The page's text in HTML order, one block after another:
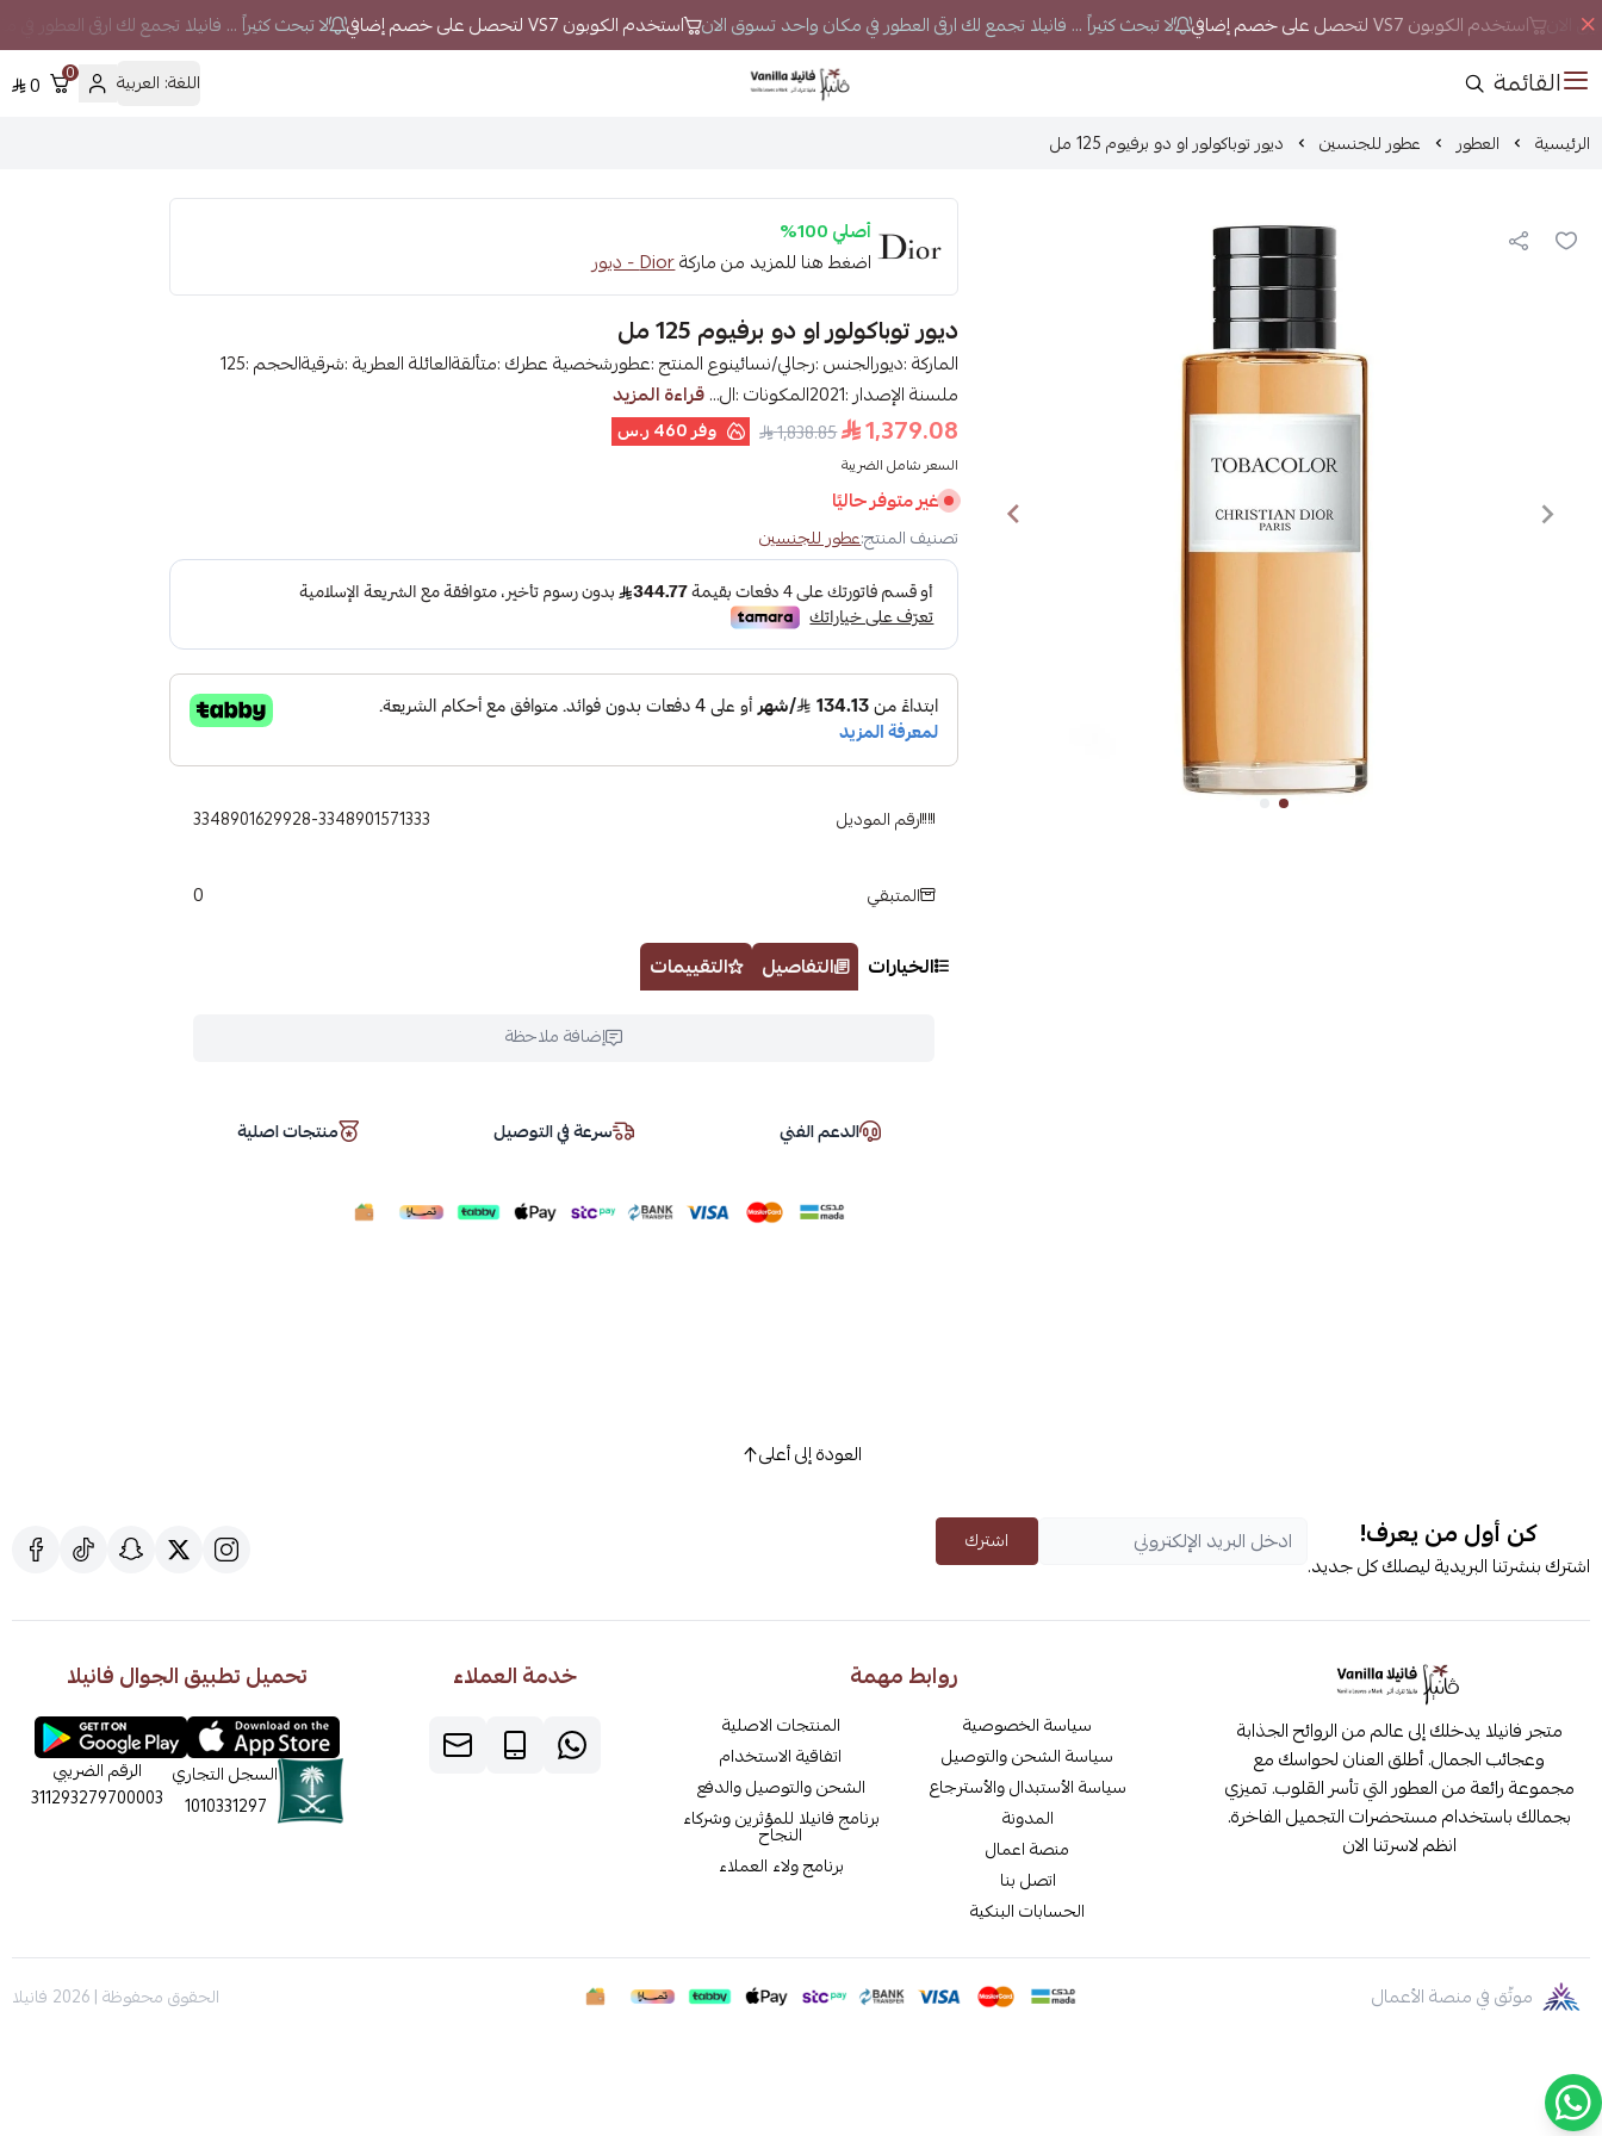
استخدم الكوبون VS7 لتحصل على خصم إضافي لا تبحث كثيراً ... فانيلا تجمع لك ارقى العطور في مكان واحد تسوق الان استخدم الكوبون VS7 لتحصل على خصم إضافي لا تبحث كثيراً ... فانيلا تجمع لك ارقى العطور في
القائمة فانيلا اللغة: العربية 0
0
الرئيسية العطور عطور للجنسين ديور توباكولور او دو برفيوم 125 مل
أصلي 100%
اضغط هنا للمزيد من ماركةDior - ديور
ديور توباكولور او دو برفيوم 125 مل
الماركة :ديورالجنس :رجالي/نسائينوع المنتج :عطورشخصية عطرك :متألقةالعائلة العطرية :شرقيةالحجم :125
ملسنة الإصدار :2021المكونات :ال...
قراءة المزيد
1,379.08
1,838.85 وفر460 ر.س
السعر شامل الضريبة
غير متوفر حاليًا
تصنيف المنتج:عطور للجنسين
رقم الموديل 3348901629928-3348901571333
المتبقي 0
الخيارات التفاصيل التقييمات
إضافة ملاحظة
الدعم الفني سرعة في التوصيل منتجات اصلية
العودة إلى أعلى
كن أول من يعرف!
اشترك بنشرتنا البريدية ليصلك كل جديد.
اشترك
متجر فانيلا يدخلك إلى عالم من الروائح الجذابة
وعجائب الجمال. أطلق العنان لحواسك مع
مجموعة رائعة من العطور التي تأسر القلوب. تميزي
بجمالك باستخدام مستحضرات التجميل الفاخرة.
انظم لاسرتنا الان
روابط مهمة
سياسة الخصوصية
سياسة الشحن والتوصيل
سياسة الأستبدال والأسترجاع
المدونة
منصة اعمال
اتصل بنا
الحسابات البنكية
المنتجات الاصلية
اتفاقية الاستخدام
الشحن والتوصيل والدفع
برنامج فانيلا للمؤثرين وشركاء
النجاح
برنامج ولاء العملاء
خدمة العملاء تحميل تطبيق الجوال فانيلا
السجل التجاري
1010331297
الرقم الضريبي
311293279700003
موثّق في منصة الأعمال الحقوق محفوظة | 2026 فانيلا